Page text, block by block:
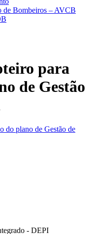
de Bombeiros – AVCB
para
de Gestão
do plano de Gestão de
- DEPI